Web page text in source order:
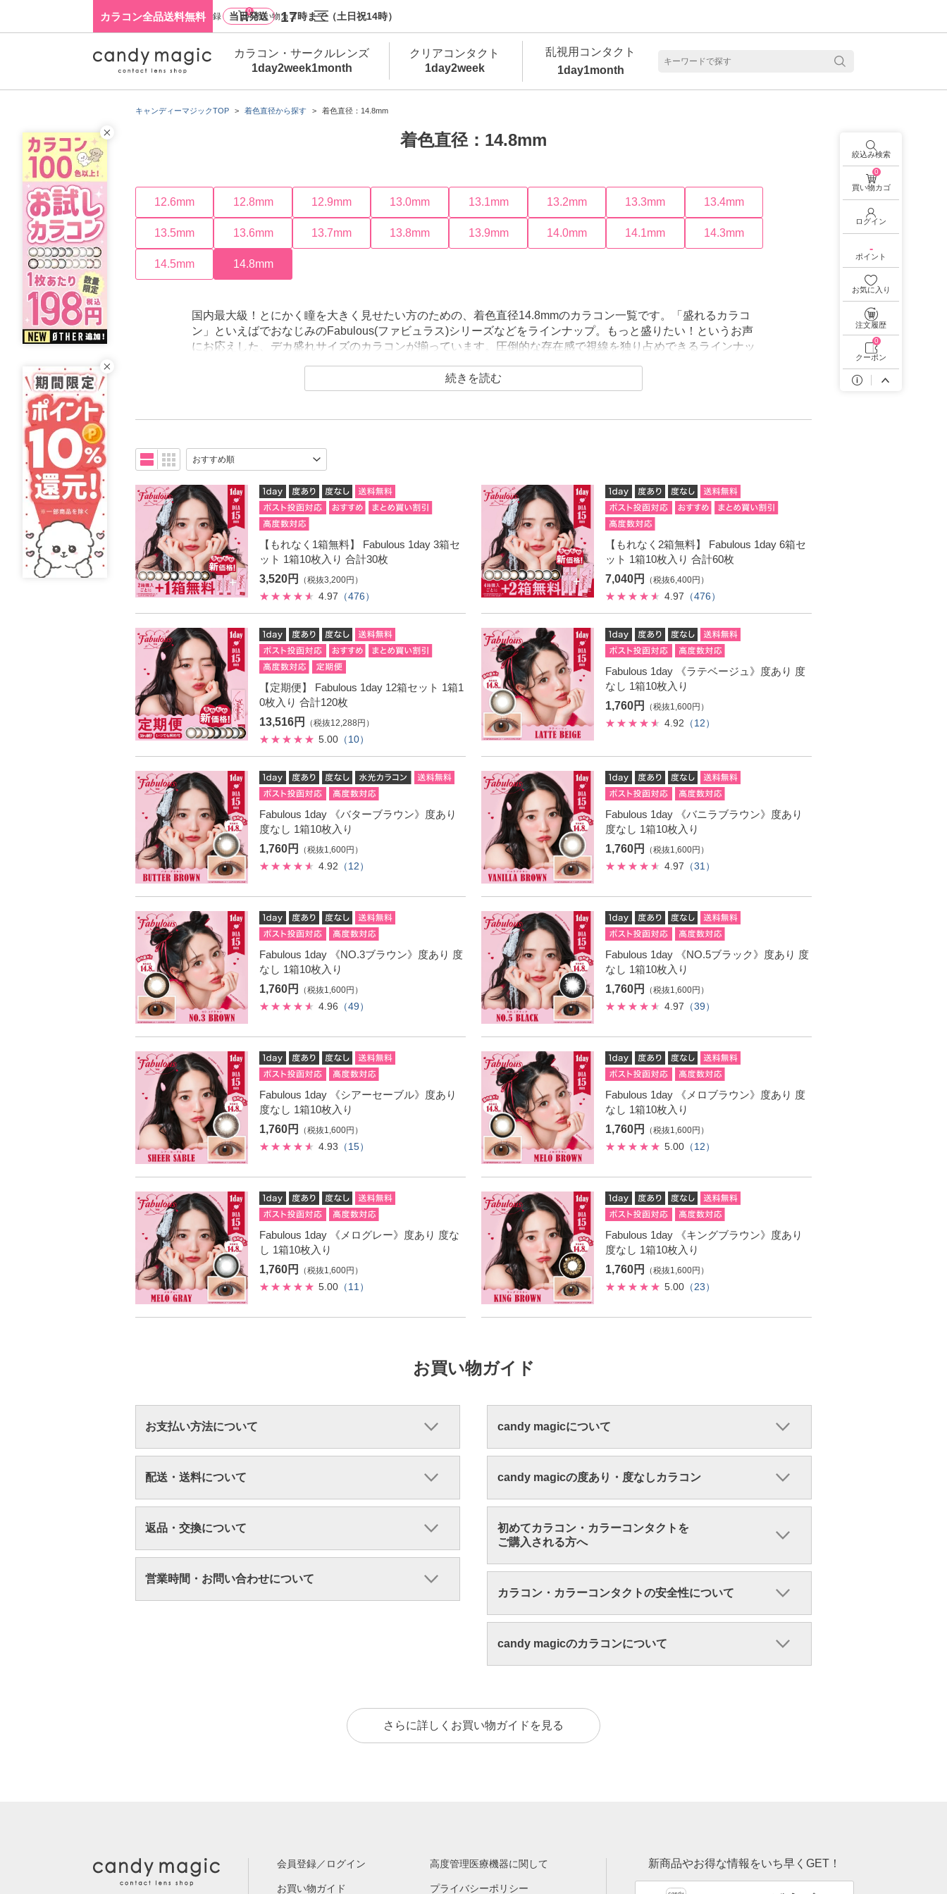
カラコン全品送料無料 当日発送 17時まで（土日祝14時）
キャンディーマジックTOP 着色直径から探す 着色直径：14.8mm
着色直径：14.8mm
12.6mm 12.8mm 12.9mm 13.0mm 13.1mm 13.2mm 13.3mm 13.4mm
13.5mm 13.6mm 13.7mm 13.8mm 13.9mm 14.0mm 14.1mm 14.3mm
14.5mm 14.8mm
国内最大級！とにかく瞳を大きく見せたい方のための、着色直径14.8mmのカラコン一覧です。「盛れるカラコ
ン」といえばでおなじみのFabulous(ファビュラス)シリーズなどをラインナップ。もっと盛りたい！というお声
にお応えした、デカ盛れサイズのカラコンが揃っています。圧倒的な存在感で視線を独り占めできるラインナッ
続きを読む
【もれなく1箱無料】 Fabulous 1day 3箱セ
ット 1箱10枚入り 合計30枚
3,520円
（税抜3,200円）
4.97 （476）
【もれなく2箱無料】 Fabulous 1day 6箱セ
ット 1箱10枚入り 合計60枚
7,040円
（税抜6,400円）
4.97 （476）
【定期便】 Fabulous 1day 12箱セット 1箱1
0枚入り 合計120枚
13,516円
（税抜12,288円）
5.00 （10）
Fabulous 1day 《ラテベージュ》度あり 度
なし 1箱10枚入り
1,760円
（税抜1,600円）
4.92 （12）
Fabulous 1day 《バターブラウン》度あり
度なし 1箱10枚入り
1,760円
（税抜1,600円）
4.92 （12）
Fabulous 1day 《バニラブラウン》度あり
度なし 1箱10枚入り
1,760円
（税抜1,600円）
4.97 （31）
Fabulous 1day 《NO.3ブラウン》度あり 度
なし 1箱10枚入り
1,760円
（税抜1,600円）
4.96 （49）
Fabulous 1day 《NO.5ブラック》度あり 度
なし 1箱10枚入り
1,760円
（税抜1,600円）
4.97 （39）
Fabulous 1day 《シアーセーブル》度あり
度なし 1箱10枚入り
1,760円
（税抜1,600円）
4.93 （15）
Fabulous 1day 《メロブラウン》度あり 度
なし 1箱10枚入り
1,760円
（税抜1,600円）
5.00（12）
Fabulous 1day 《メログレー》度あり 度な
し 1箱10枚入り
1,760円
（税抜1,600円）
5.00 （11）
Fabulous 1day 《キングブラウン》度あり
度なし 1箱10枚入り
1,760円
（税抜1,600円）
5.00（23）
ログイン・新規会員登録
0
買い物カゴ
カラコン・サークルレンズ
1day2week1month
クリアコンタクト
1day2week
乱視用コンタクト
1day1month
絞込み検索
0
買い物カゴ
ログイン
-
ポイント
お気に入り
注文履歴
0
クーポン
新商品
遠近両用カラコン 1day商品一覧を見る
カラコン・サークルレンズ 1month商品一覧を見る
お買い物ガイド
お支払い方法について
配送・送料について
返品・交換について
営業時間・お問い合わせについて
candy magicについて
candy magicの度あり・度なしカラコン
初めてカラコン・カラーコンタクトを
ご購入される方へ
カラコン・カラーコンタクトの安全性について
candy magicのカラコンについて
さらに詳しくお買い物ガイドを見る
会員登録／ログイン
お買い物ガイド
高度管理医療機器に関して
プライバシーポリシー
新商品やお得な情報をいち早くGET！